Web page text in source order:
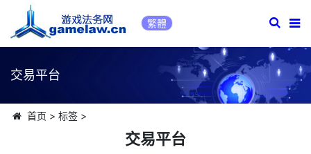
繁體
交易平台
首页 > 标签>
交易平台